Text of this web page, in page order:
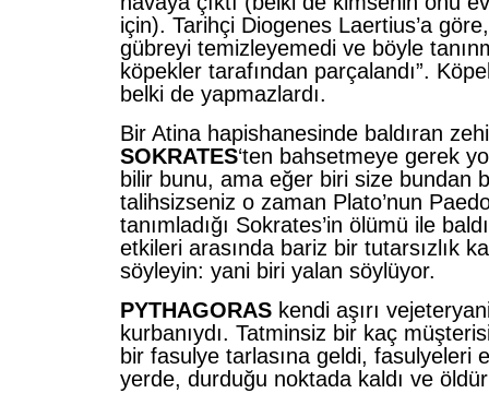
için). Tarihçi Diogenes Laertius’a
gübreyi temizleyemedi ve böyle
köpekler tarafından parçalandı”.
belki de yapmazlardı.
Bir Atina hapishanesinde baldıran
SOKRATES‘ten bahsetmeye gerek
bilir bunu, ama eğer biri size bundan
talihsizseniz o zaman Plato’nun
tanımladığı Sokrates’in ölümü ile
etkileri arasında bariz bir tutarsızlık
söyleyin: yani biri yalan söylüyor.
PYTHAGORAS kendi aşırı
kurbanıydı. Tatminsiz bir kaç
bir fasulye tarlasına geldi, fasulyeleri
yerde, durduğu noktada kaldı ve